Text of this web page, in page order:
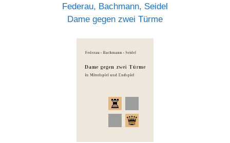
Federau, Bachmann, Seidel
Dame gegen zwei Türme